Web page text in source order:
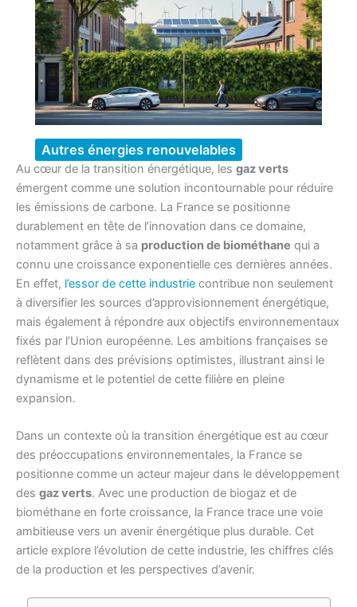
Autres énergies renouvelables
Au cœur de la transition énergétique, les gaz verts
émergent comme une solution incontournable pour réduire
les émissions de carbone. La France se positionne
durablement en tête de l’innovation dans ce domaine,
notamment grâce à sa production de biométhane qui a
connu une croissance exponentielle ces dernières années.
En effet, l’essor de cette industrie contribue non seulement
à diversifier les sources d’approvisionnement énergétique,
mais également à répondre aux objectifs environnementaux
fixés par l’Union européenne. Les ambitions françaises se
reflètent dans des prévisions optimistes, illustrant ainsi le
dynamisme et le potentiel de cette filière en pleine
expansion.
Dans un contexte où la transition énergétique est au cœur
des préoccupations environnementales, la France se
positionne comme un acteur majeur dans le développement
des gaz verts. Avec une production de biogaz et de
biométhane en forte croissance, la France trace une voie
ambitieuse vers un avenir énergétique plus durable. Cet
article explore l’évolution de cette industrie, les chiffres clés
de la production et les perspectives d’avenir.